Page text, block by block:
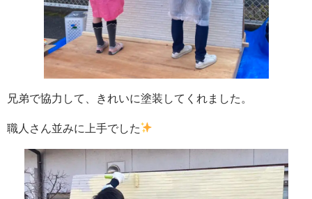
兄弟で協力して、きれいに塗装してくれました。
職人さん並みに上手でした